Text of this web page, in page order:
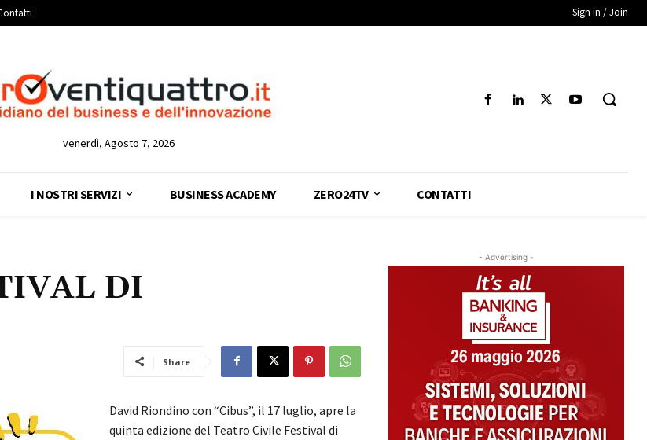
Sign in / Join
venerdì, Agosto 7, 2026
I NOSTRI SERVIZI BUSINESS ACADEMY ZERO24TV CONTATTI
DI
Share
David Riondino con “Cibus”, il 17 luglio, apre la
quinta edizione del Teatro Civile Festival di
- Advertising -